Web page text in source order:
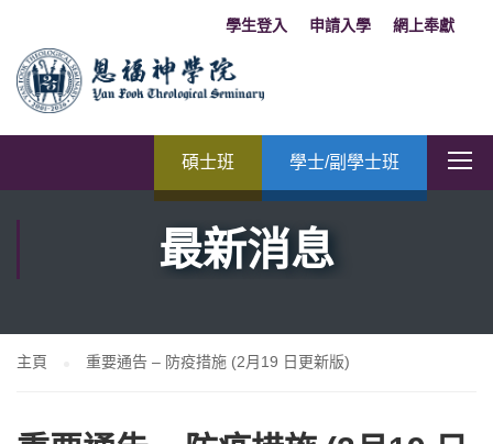
學生登入 申請入學 網上奉獻
碩士班 學士/副學士班
最新消息
主頁 重要通告 – 防疫措施 (2月19 日更新版)